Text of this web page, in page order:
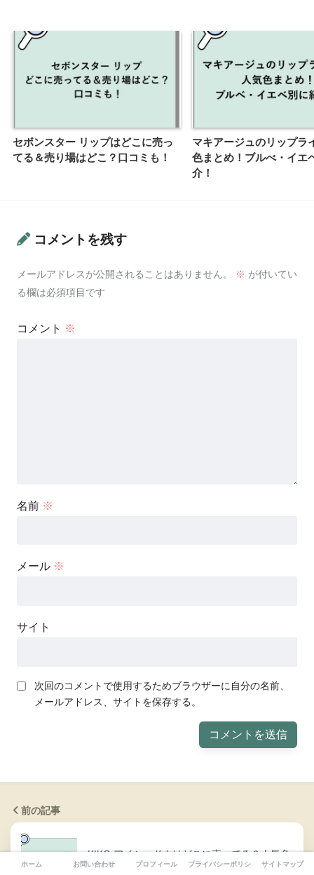
セボンスター リップはどこに売っ
てる＆売り場はどこ？口コミも！
マキアージュのリップラ
色まとめ！ブルべ・イエ
介！
コメントを残す
メールアドレスが公開されることはありません。 ※ が付いてい
る欄は必須項目です
コメント ※
名前 ※
メール ※
サイト
次回のコメントで使用するためブラウザーに自分の名前、
メールアドレス、サイトを保存する。
前の記事
KIKO アイシャドウはどこに売ってる？人気色
に通販情報も！
ホーム お問い合わせ プロフィール プライバシーポリシー サイトマップ